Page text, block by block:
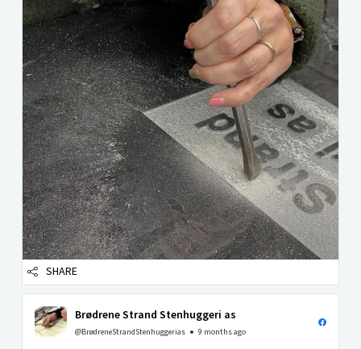
SHARE
Brødrene Strand Stenhuggeri as
@BrødreneStrandStenhuggerias 9 months ago